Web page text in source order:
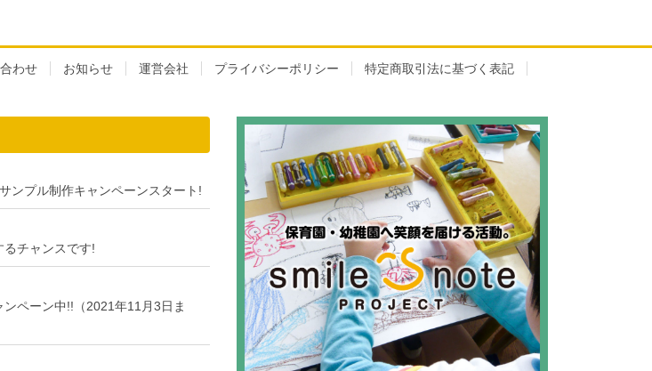
わせ お知らせ 運営会社 プライバシーポリシー 特定商取引法に基づく表記
ンプル制作キャンペーンスタート!
チャンスです!
ペーン中!!（2021年11月3日ま